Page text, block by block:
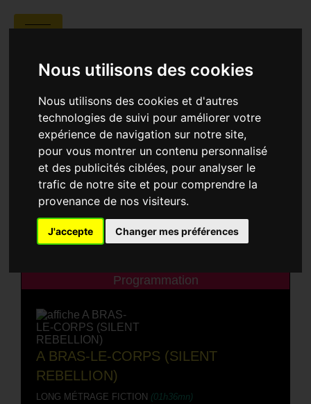
Nous utilisons des cookies
Nous utilisons des cookies et d'autres
technologies de suivi pour améliorer votre
expérience de navigation sur notre site,
pour vous montrer un contenu personnalisé
et des publicités ciblées, pour analyser le
trafic de notre site et pour comprendre la
provenance de nos visiteurs.
J'accepte Changer mes préférences
CINÉMA LE LIDO
Cinéma Le Lido
de Gaulle, 66500 Prades
Programmation
A BRAS-LE-CORPS (SILENT
REBELLION)
LONG MÉTRAGE FICTION (01h36mn)